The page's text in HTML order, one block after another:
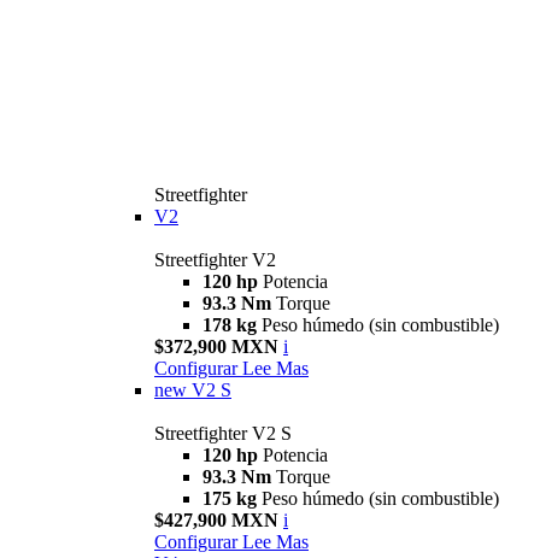
Streetfighter
V2
Streetfighter V2
120 hp Potencia
93.3 Nm Torque
178 kg Peso húmedo (sin combustible)
$372,900 MXN i
Configurar Lee Mas
new V2 S
Streetfighter V2 S
120 hp Potencia
93.3 Nm Torque
175 kg Peso húmedo (sin combustible)
$427,900 MXN i
Configurar Lee Mas